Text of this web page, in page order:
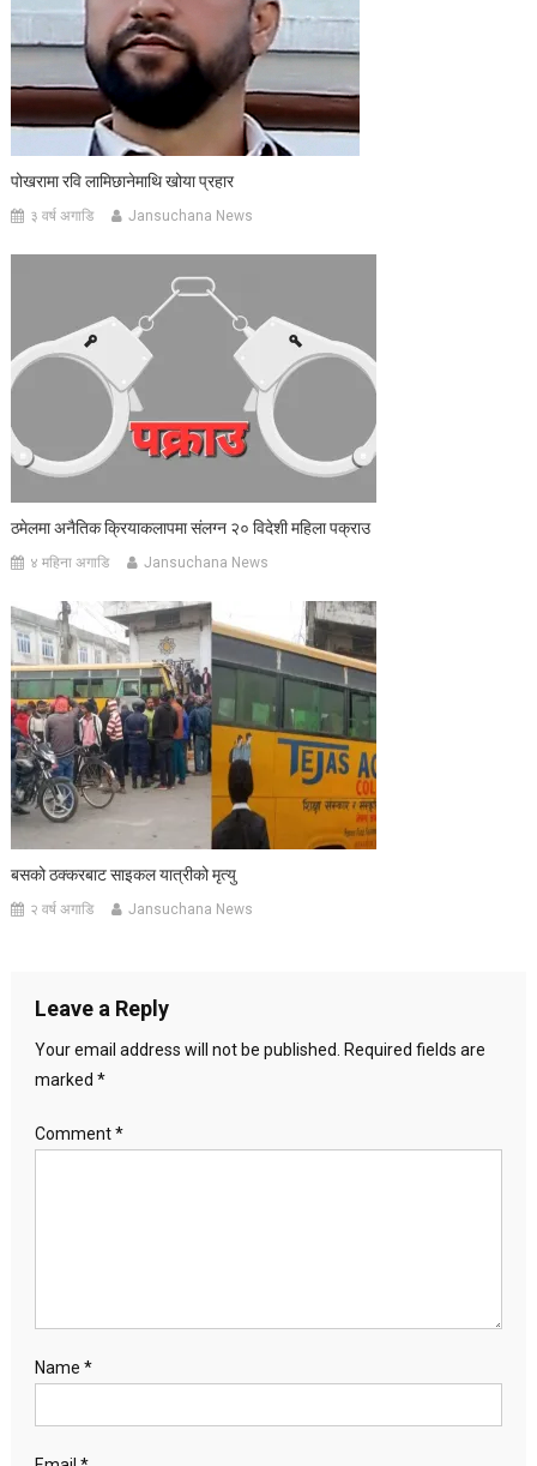
पोखरामा रवि लामिछानेमाथि खोया प्रहार
३ वर्ष अगाडि Jansuchana News
ठमेलमा अनैतिक क्रियाकलापमा संलग्न २० विदेशी महिला पक्राउ
४ महिना अगाडि Jansuchana News
बसको ठक्करबाट साइकल यात्रीको मृत्यु
२ वर्ष अगाडि Jansuchana News
Leave a Reply
Your email address will not be published. Required fields are
marked *
Comment*
Name *